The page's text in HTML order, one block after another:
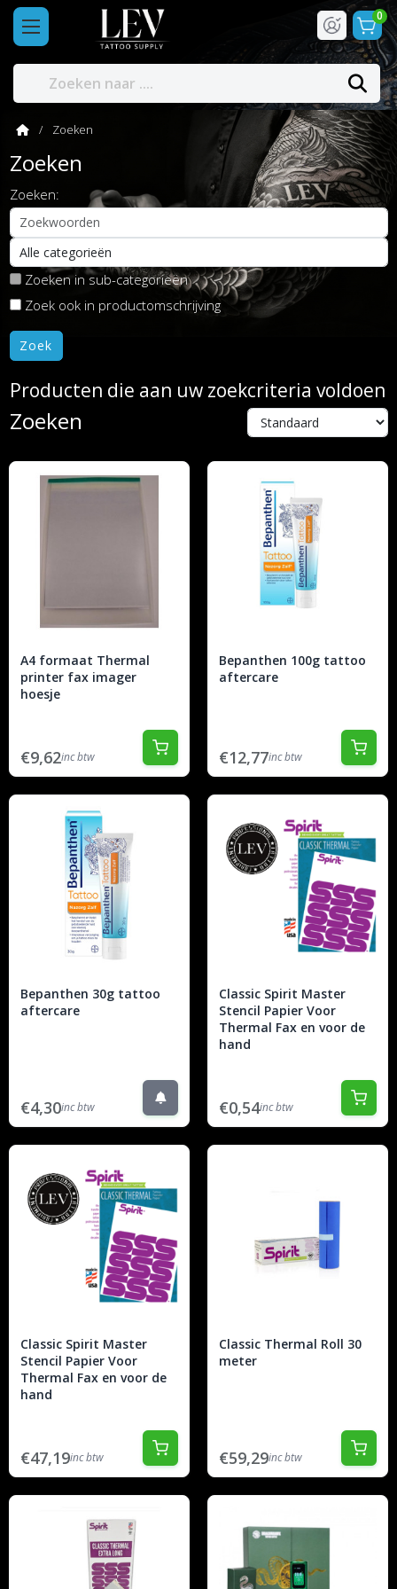
0
Zoeken
Zoeken
Zoeken:
Zoeken in sub-categorieën
Zoek ook in productomschrijving
Producten die aan uw zoekcriteria voldoen
Zoeken
A4 formaat Thermal
printer fax imager
hoesje
€9,62inc btw
Bepanthen 100g tattoo
aftercare
€12,77inc btw
Bepanthen 30g tattoo
aftercare
€4,30inc btw
Classic Spirit Master
Stencil Papier Voor
Thermal Fax en voor de
hand
€0,54inc btw
Classic Spirit Master
Stencil Papier Voor
Thermal Fax en voor de
hand
€47,19inc btw
Classic Thermal Roll 30
meter
€59,29inc btw